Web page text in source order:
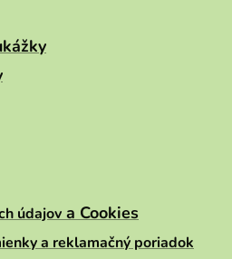
údajov a Cookies
a reklamačný poriadok